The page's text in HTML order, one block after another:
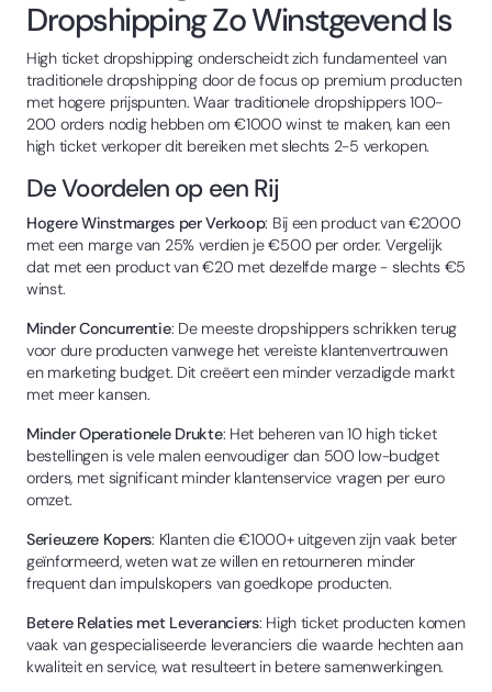
Dropshipping Zo Winstgevend Is
High ticket dropshipping onderscheidt zich fundamenteel van
traditionele dropshipping door de focus op premium producten
met hogere prijspunten. Waar traditionele dropshippers 100-
200 orders nodig hebben om €1000 winst te maken, kan een
high ticket verkoper dit bereiken met slechts 2-5 verkopen.
De Voordelen op een Rij
Hogere Winstmarges per Verkoop: Bij een product van €2000
met een marge van 25% verdien je €500 per order. Vergelijk
dat met een product van €20 met dezelfde marge - slechts €5
winst.
Minder Concurrentie: De meeste dropshippers schrikken terug
voor dure producten vanwege het vereiste klantenvertrouwen
en marketing budget. Dit creëert een minder verzadigde markt
met meer kansen.
Minder Operationele Drukte: Het beheren van 10 high ticket
bestellingen is vele malen eenvoudiger dan 500 low-budget
orders, met significant minder klantenservice vragen per euro
omzet.
Serieuzere Kopers: Klanten die €1000+ uitgeven zijn vaak beter
geïnformeerd, weten wat ze willen en retourneren minder
frequent dan impulskopers van goedkope producten.
Betere Relaties met Leveranciers: High ticket producten komen
vaak van gespecialiseerde leveranciers die waarde hechten aan
kwaliteit en service, wat resulteert in betere samenwerkingen.